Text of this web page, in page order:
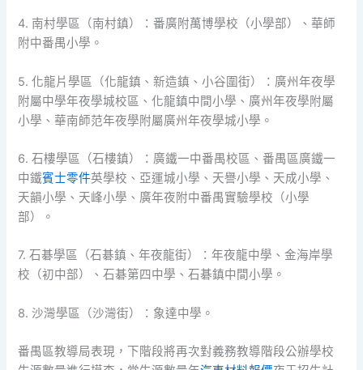
4. 南村學區（南村鎮）：番廣附萬博學校（小學部）、華師
附中番禺小學。
5. 化龍片學區（化龍鎮、新造鎮、小谷圍街）：廣州年夜學
附屬中學年夜學城校區、化龍鎮中間小學、廣州年夜學附屬
小學、華南師范年夜學附屬廣州年夜學城小學。
6. 石樓學區（石樓鎮）：廣鐵一中番禺校區、番禺區廣鐵一
中鐵賓士零件英學校、亞運城小學、天譽小學、天成小學、
天韻小學、天峰小學、廣年夜附中番禺實驗學校（小學
部）。
7. 石碁學區（石碁鎮、年夜龍街）：年夜龍中學、金海岸學
校（初中部）、石碁第四中學、石碁鎮中間小學。
8. 沙灣學區（沙灣街）：象達中學。
番禺區教導局表現，下階段將再次對義務教導階段公辦學校